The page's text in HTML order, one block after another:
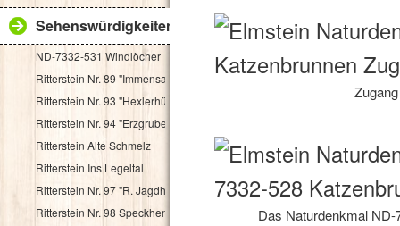
Sehenswürdigkeiten
ND-7332-531 Windlöcher
Ritterstein Nr. 89 "Immensack"
Ritterstein Nr. 93 "Hexlerhütte"
Ritterstein Nr. 94 "Erzgruben"
Ritterstein Alte Schmelz
Ritterstein Ins Legeltal
Ritterstein Nr. 97 "R. Jagdhaus"
Ritterstein Nr. 98 Speckhenrich
Das Naturdenkmal